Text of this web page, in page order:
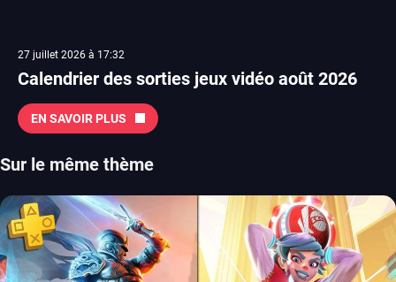
27 juillet 2026 à 17:32
Calendrier des sorties jeux vidéo août 2026
EN SAVOIR PLUS
Sur le même thème